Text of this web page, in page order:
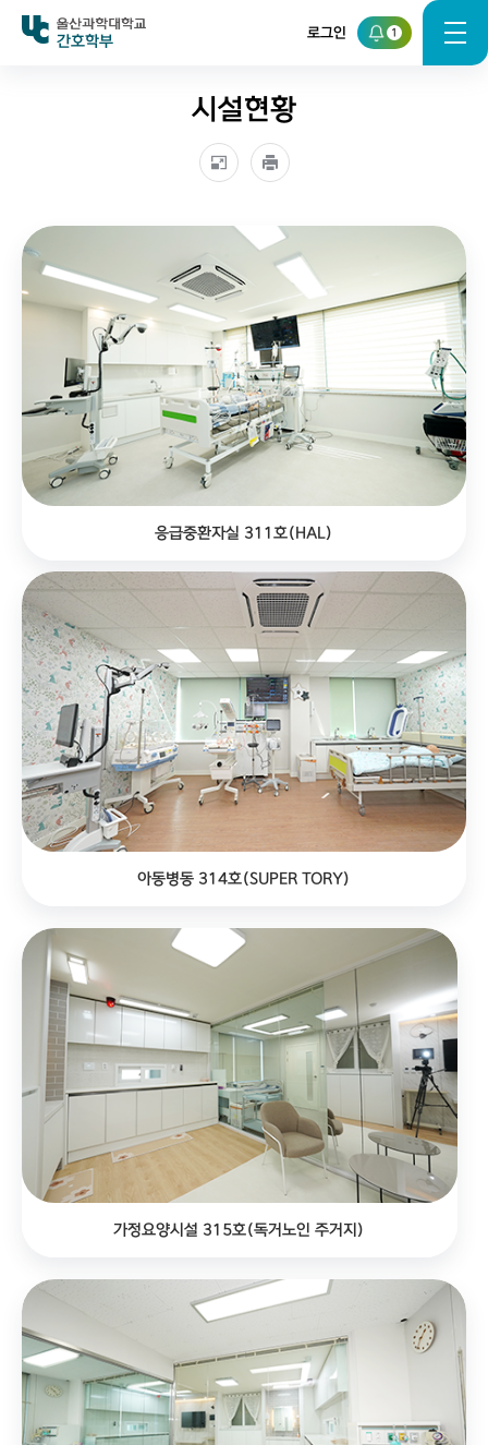
로그인 1
간호학부
시설현황
응급중환자실 311호(HAL)
아동병동 314호(SUPER TORY)
가정요양시설 315호(독거노인 주거지)